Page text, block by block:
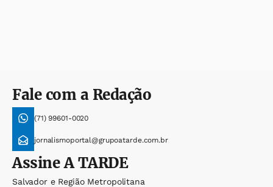
Fale com a Redação
(71) 99601-0020
jornalismoportal@grupoatarde.com.br
AssineA TARDE
Salvador e Região Metropolitana